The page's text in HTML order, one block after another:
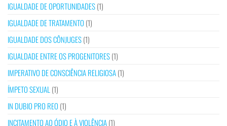
IGUALDADE DE OPORTUNIDADES(1)
IGUALDADE DE TRATAMENTO (1)
IGUALDADE DOS CÔNJUGES(1)
IGUALDADE ENTRE OS PROGENITORES(1)
IMPERATIVO DE CONSCIÊNCIA RELIGIOSA(1)
ÍMPETO SEXUAL (1)
IN DUBIO PRO REO (1)
INCITAMENTO AO ÓDIO E À VIOLÊNCIA(1)